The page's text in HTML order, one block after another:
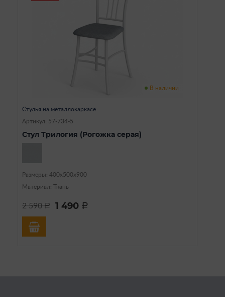
В наличии
Стулья на металлокаркасе
Артикул: 57-734-5
Стул Трилогия (Рогожка серая)
Размеры: 400х500х900
Материал: Ткань
2 590a 1 490 a